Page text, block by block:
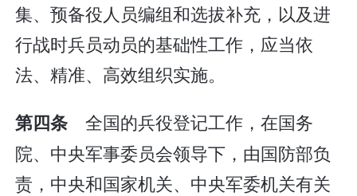
集、预备役人员编组和选拔补充，以及进
行战时兵员动员的基础性工作，应当依
法、精准、高效组织实施。
第四条全国的兵役登记工作，在国务
院、中央军事委员会领导下，由国防部负
责，中央和国家机关、中央军委机关有关